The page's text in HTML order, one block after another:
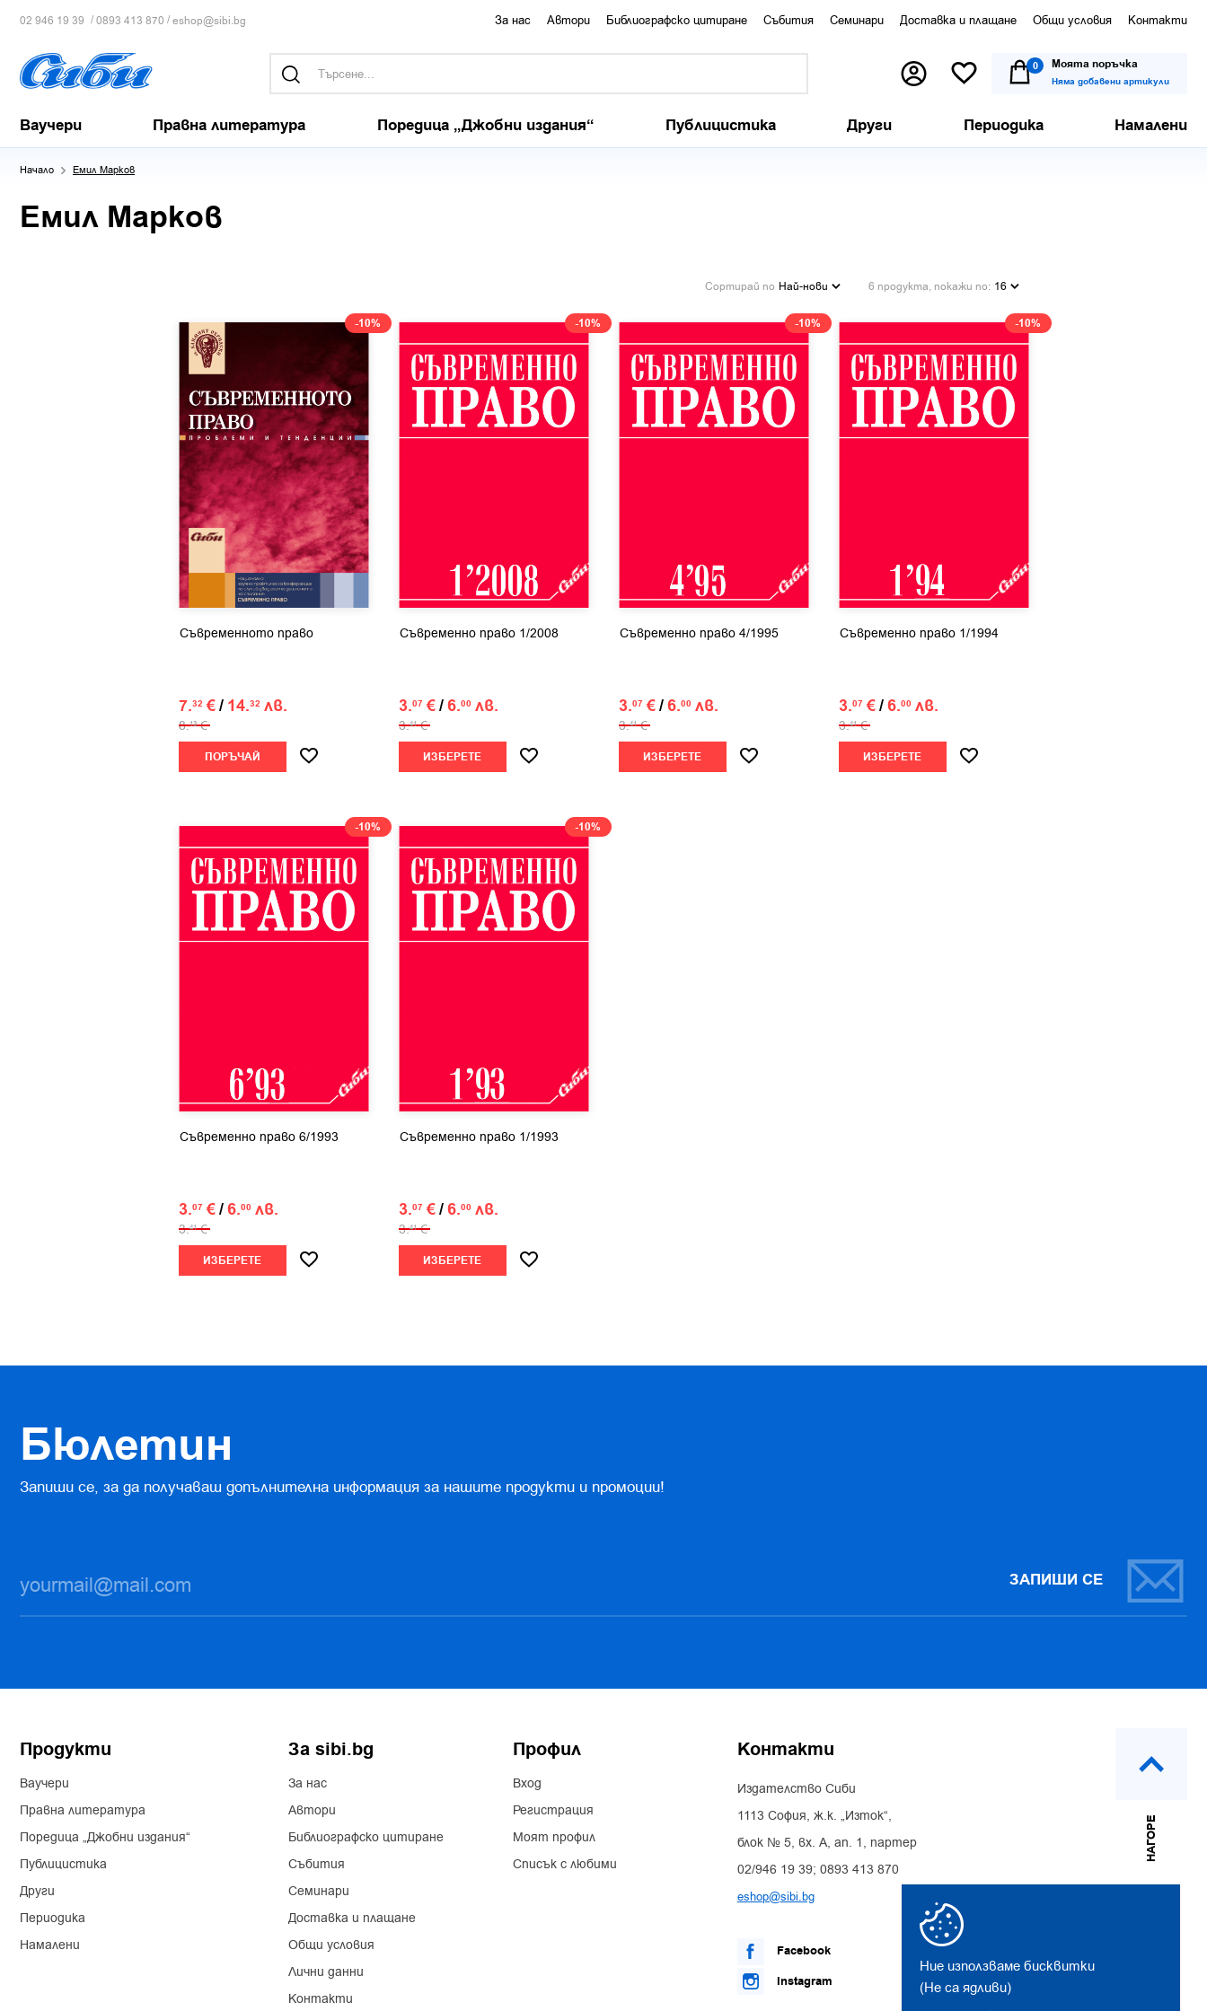
Ние използваме бисквитки
(Не са ядливи)
02 946 19 39 /0893 413 870 /eshop@sibi.bg За нас Автори Библиографско цитиране Събития Семинари Доставка и плащане Общи условия Контакти
0 Моята поръчка
Няма добавени артикули
Ваучери Правна литература Поредица „Джобни издания“ Публицистика Други Периодика Намалени
Начало Емил Марков
Емил Марков
Сортирай по Най-нови 6 продукта, покажи по: 16
-10%
Съвременното право
7.32 €/ 14.32 лв.
8.13 €
ПОРЪЧАЙ
-10%
Съвременно право 1/2008
3.07 €/6.00 лв.
3.41 €
ИЗБЕРЕТЕ
-10%
Съвременно право 4/1995
3.07 €/6.00 лв.
3.41 €
ИЗБЕРЕТЕ
-10%
Съвременно право 1/1994
3.07 €/6.00 лв.
3.41 €
ИЗБЕРЕТЕ
-10%
Съвременно право 6/1993
3.07 €/6.00 лв.
3.41 €
ИЗБЕРЕТЕ
-10%
Съвременно право 1/1993
3.07 €/6.00 лв.
3.41 €
ИЗБЕРЕТЕ
Бюлетин
Запиши се, за да получаваш допълнителна информация за нашите продукти и промоции!
ЗАПИШИ СЕ
Продукти
Ваучери
Правна литература
Поредица „Джобни издания“
Публицистика
Други
Периодика
Намалени
За sibi.bg
За нас
Автори
Библиографско цитиране
Събития
Семинари
Доставка и плащане
Общи условия
Лични данни
Контакти
Профил
Вход
Регистрация
Моят профил
Списък с любими
Контакти
Издателство Сиби
1113 София, ж.к. „Изток“,
блок № 5, вх. А, ап. 1, партер
02/946 19 39; 0893 413 870
eshop@sibi.bg
Facebook
Instagram
НАГОРЕ